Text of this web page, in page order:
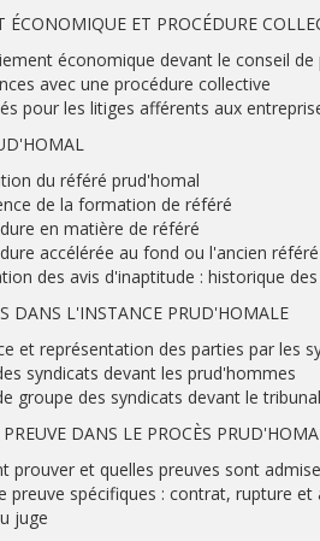
ÉCONOMIQUE ET PROCÉDURE
économique devant le conseil
avec une procédure collective
pour les litiges afférents aux
du référé prud'homal
de la formation de référé
en matière de référé
accélérée au fond ou l'ancien
des avis d'inaptitude : historique
DANS L'INSTANCE PRUD'HOMALE
et représentation des parties par les
syndicats devant les prud'hommes
groupe des syndicats devant le
DANS LE PROCÈS
prouver et quelles preuves sont
preuve spécifiques : contrat, rupture et
juge